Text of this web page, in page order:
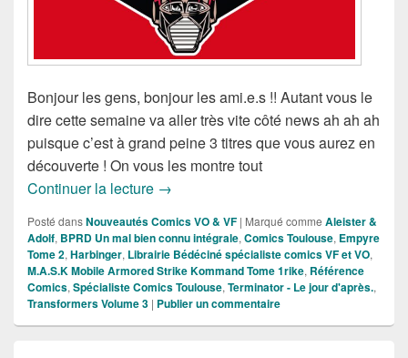
Bonjour les gens, bonjour les ami.e.s !! Autant vous le
dire cette semaine va aller très vite côté news ah ah ah
puisque c’est à grand peine 3 titres que vous aurez en
découverte ! On vous les montre tout
Continuer la lecture Sorties des Comics VF de la
→
Posté dansNouveautés Comics VO & VF | Marqué comme Aleister &
Adolf, BPRD Un mal bien connu intégrale, Comics Toulouse, Empyre
Tome 2, Harbinger, Librairie Bédéciné spécialiste comics VF et VO,
M.A.S.K Mobile Armored Strike Kommand Tome 1rike, Référence
Comics, Spécialiste Comics Toulouse, Terminator - Le jour d'après.,
Transformers Volume 3 | Publier un commentaire